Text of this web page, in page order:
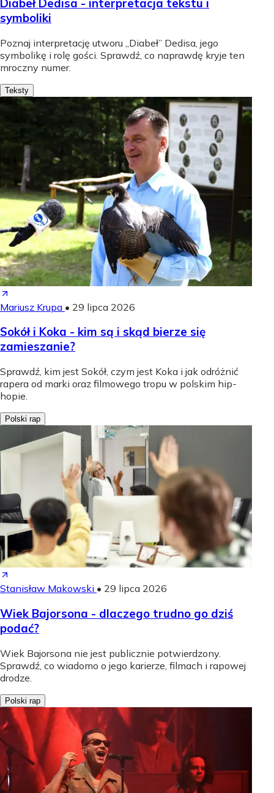
Diabeł Dedisa - interpretacja tekstu i
symboliki
Poznaj interpretację utworu „Diabeł” Dedisa, jego
symbolikę i rolę gości. Sprawdź, co naprawdę kryje ten
mroczny numer.
Teksty
Mariusz Krupa • 29 lipca 2026
Sokół i Koka - kim są i skąd bierze się
zamieszanie?
Sprawdź, kim jest Sokół, czym jest Koka i jak odróżnić
rapera od marki oraz filmowego tropu w polskim hip-
hopie.
Polski rap
Stanisław Makowski • 29 lipca 2026
Wiek Bajorsona - dlaczego trudno go dziś
podać?
Wiek Bajorsona nie jest publicznie potwierdzony.
Sprawdź, co wiadomo o jego karierze, filmach i rapowej
drodze.
Polski rap